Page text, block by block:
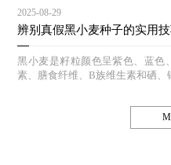
2025-08-29
辨别真假黑小麦种子的实用
黑小麦是籽粒颜色呈紫色、蓝色
素、膳食纤维、B族维生素和硒